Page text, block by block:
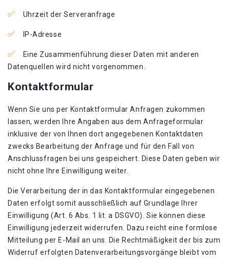
Uhrzeit der Serveranfrage
IP-Adresse
Eine Zusammenführung dieser Daten mit anderen
Datenquellen wird nicht vorgenommen.
Kontaktformular
Wenn Sie uns per Kontaktformular Anfragen zukommen
lassen, werden Ihre Angaben aus dem Anfrageformular
inklusive der von Ihnen dort angegebenen Kontaktdaten
zwecks Bearbeitung der Anfrage und für den Fall von
Anschlussfragen bei uns gespeichert. Diese Daten geben wir
nicht ohne Ihre Einwilligung weiter.
Die Verarbeitung der in das Kontaktformular eingegebenen
Daten erfolgt somit ausschließlich auf Grundlage Ihrer
Einwilligung (Art. 6 Abs. 1 lit. a DSGVO). Sie können diese
Einwilligung jederzeit widerrufen. Dazu reicht eine formlose
Mitteilung per E-Mail an uns. Die Rechtmäßigkeit der bis zum
Widerruf erfolgten Datenverarbeitungsvorgänge bleibt vom